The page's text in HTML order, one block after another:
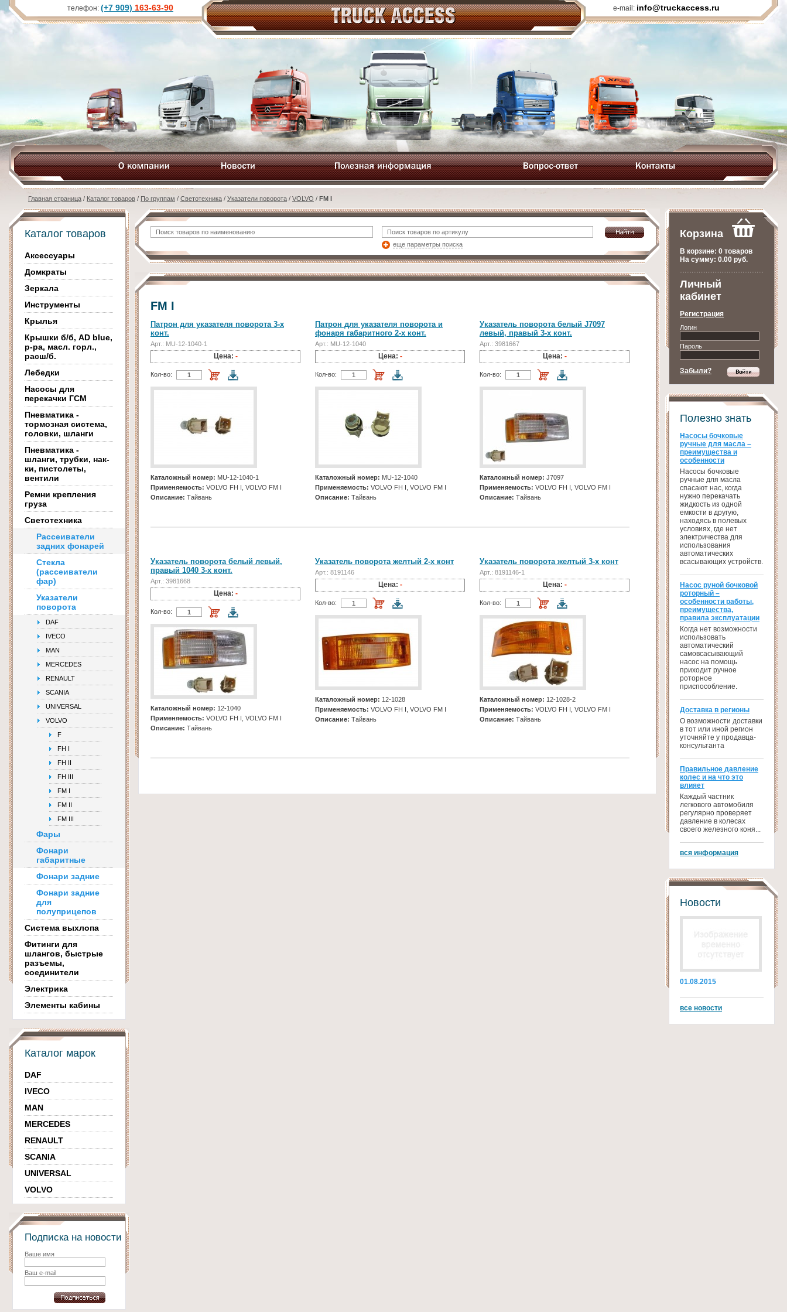
Главная страница / Каталог товаров / По группам / Светотехника / Указатели поворота / VOLVO / FM I
Каталог товаров
Аксессуары
Домкраты
Зеркала
Инструменты
Крылья
Крышки б/б, AD blue,
р-ра, масл. горл.,
расш/б.
Лебедки
Насосы для
перекачки ГСМ
Пневматика -
тормозная система,
головки, шланги
Пневматика -
шланги, трубки, нак-
ки, пистолеты,
вентили
Ремни крепления
груза
Светотехника
Рассеиватели
задних фонарей
Стекла
(рассеиватели
фар)
Указатели
поворота
DAF
IVECO
MAN
MERCEDES
RENAULT
SCANIA
UNIVERSAL
VOLVO
F
FH I
FH II
FH III
FM I
FM II
FM III
Фары
Фонари
габаритные
Фонари задние
Фонари задние
для
полуприцепов
Система выхлопа
Фитинги для
шлангов, быстрые
разъемы,
соединители
Электрика
Элементы кабины
Каталог марок
DAF
IVECO
MAN
MERCEDES
RENAULT
SCANIA
UNIVERSAL
VOLVO
Подписка на новости
Ваше имя
Ваш e-mail
еще параметры поиска
FM I
Патрон для указателя поворота 3-х
конт.
Арт.: MU-12-1040-1
Цена: -
Кол-во:
Каталожный номер: MU-12-1040-1
Применяемость: VOLVO FH I, VOLVO FM I
Описание: Тайвань
Патрон для указателя поворота и
фонаря габаритного 2-х конт.
Арт.: MU-12-1040
Цена: -
Кол-во:
Каталожный номер: MU-12-1040
Применяемость: VOLVO FH I, VOLVO FM I
Описание: Тайвань
Указатель поворота белый J7097
левый, правый 3-х конт.
Арт.: 3981667
Цена: -
Кол-во:
Каталожный номер: J7097
Применяемость: VOLVO FH I, VOLVO FM I
Описание: Тайвань
Указатель поворота белый левый,
правый 1040 3-х конт.
Арт.: 3981668
Цена: -
Кол-во:
Каталожный номер: 12-1040
Применяемость: VOLVO FH I, VOLVO FM I
Описание: Тайвань
Указатель поворота желтый 2-х конт
Арт.: 8191146
Цена: -
Кол-во:
Каталожный номер: 12-1028
Применяемость: VOLVO FH I, VOLVO FM I
Описание: Тайвань
Указатель поворота желтый 3-х конт
Арт.: 8191146-1
Цена: -
Кол-во:
Каталожный номер: 12-1028-2
Применяемость: VOLVO FH I, VOLVO FM I
Описание: Тайвань
Корзина
В корзине: 0 товаров
На сумму: 0.00 руб.
Личный
кабинет
Регистрация
Логин
Пароль
Забыли?
Полезно знать
Насосы бочковые
ручные для масла –
преимущества и
особенности
Насосы бочковые
ручные для масла
спасают нас, когда
нужно перекачать
жидкость из одной
емкости в другую,
находясь в полевых
условиях, где нет
электричества для
использования
автоматических
всасывающих устройств.
Насос руной бочковой
роторный –
особенности работы,
преимущества,
правила эксплуатации
Когда нет возможности
использовать
автоматический
самовсасывающий
насос на помощь
приходит ручное
роторное
приспособление.
Доставка в регионы
О возможности доставки
в тот или иной регион
уточняйте у продавца-
консультанта
Правильное давление
колес и на что это
влияет
Каждый частник
легкового автомобиля
регулярно проверяет
давление в колесах
своего железного коня...
вся информация
Новости
01.08.2015
все новости
телефон: (+7 909) 163-63-90 e-mail: info@truckaccess.ru